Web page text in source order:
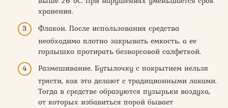
хранения.
Флакон. После использования средства
необходимо плотно закрывать емкость, а ее
горлышко протирать безворсовой салфеткой.
Размешивание. Бутылочку с покрытием нельзя
трясти, как это делают с традиционными лаками.
Тогда в средстве образуются пузырьки воздуха,
от которых избавиться порой бывает